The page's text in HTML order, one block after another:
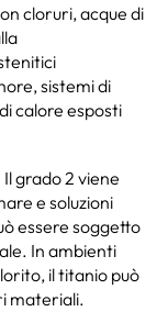
cloruri, acque di
sistemi di
calore esposti
Il grado 2 viene
e soluzioni
essere soggetto
In ambienti
il titanio può
materiali.